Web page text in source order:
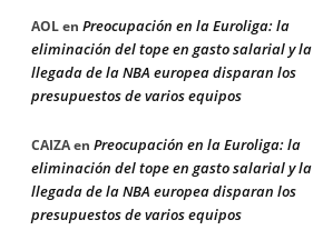
AOLen Preocupación en la Euroliga: la
eliminación del tope en gasto salarial y la
llegada de la NBA europea disparan los
presupuestos de varios equipos
CAIZAen Preocupación en la Euroliga: la
eliminación del tope en gasto salarial y la
llegada de la NBA europea disparan los
presupuestos de varios equipos